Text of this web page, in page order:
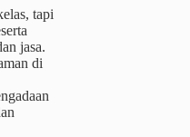
tapi
jasa.
di